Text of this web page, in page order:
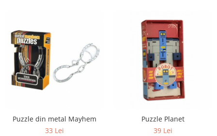
Puzzle din metal Mayhem
33 Lei
Puzzle Planet
39 Lei